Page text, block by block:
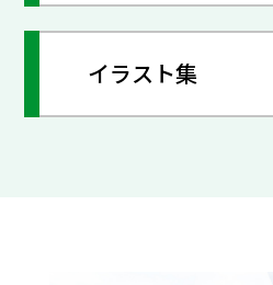
イラスト集